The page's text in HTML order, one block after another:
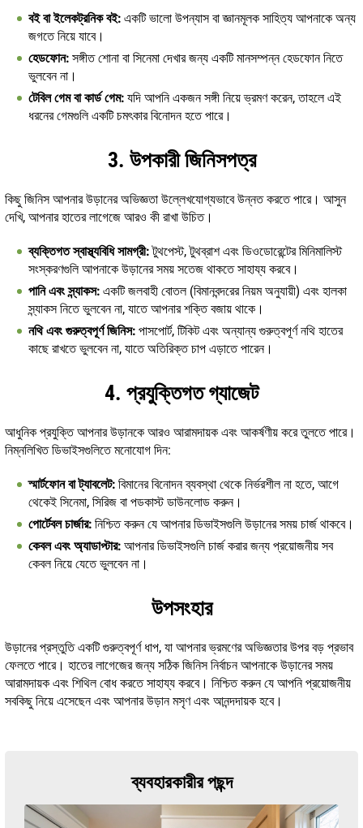
বই বা ইলেকট্রনিক বই: একটি ভালো উপন্যাস বা জ্ঞানমূলক সাহিত্য আপনাকে অন্য
জগতে নিয়ে যাবে।
হেডফোন: সঙ্গীত শোনা বা সিনেমা দেখার জন্য একটি মানসম্পন্ন হেডফোন নিতে
ভুলবেন না।
টেবিল গেম বা কার্ড গেম: যদি আপনি একজন সঙ্গী নিয়ে ভ্রমণ করেন, তাহলে এই
ধরনের গেমগুলি একটি চমৎকার বিনোদন হতে পারে।
3. উপকারী জিনিসপত্র
কিছু জিনিস আপনার উড়ানের অভিজ্ঞতা উল্লেখযোগ্যভাবে উন্নত করতে পারে। আসুন
দেখি, আপনার হাতের লাগেজে আরও কী রাখা উচিত।
ব্যক্তিগত স্বাস্থ্যবিধি সামগ্রী:টুথপেস্ট, টুথব্রাশ এবং ডিওডোরেন্টের মিনিমালিস্ট
সংস্করণগুলি আপনাকে উড়ানের সময় সতেজ থাকতে সাহায্য করবে।
পানি এবং স্ন্যাকস: একটি জলবাহী বোতল (বিমানবন্দরের নিয়ম অনুযায়ী) এবং হালকা
স্ন্যাকস নিতে ভুলবেন না, যাতে আপনার শক্তি বজায় থাকে।
নথি এবং গুরুত্বপূর্ণ জিনিস: পাসপোর্ট, টিকিট এবং অন্যান্য গুরুত্বপূর্ণ নথি হাতের
কাছে রাখতে ভুলবেন না, যাতে অতিরিক্ত চাপ এড়াতে পারেন।
4. প্রযুক্তিগত গ্যাজেট
আধুনিক প্রযুক্তি আপনার উড়ানকে আরও আরামদায়ক এবং আকর্ষণীয় করে তুলতে পারে।
নিম্নলিখিত ডিভাইসগুলিতে মনোযোগ দিন:
স্মার্টফোন বা ট্যাবলেট: বিমানের বিনোদন ব্যবস্থা থেকে নির্ভরশীল না হতে, আগে
থেকেই সিনেমা, সিরিজ বা পডকাস্ট ডাউনলোড করুন।
পোর্টেবল চার্জার: নিশ্চিত করুন যে আপনার ডিভাইসগুলি উড়ানের সময় চার্জ থাকবে।
কেবল এবং অ্যাডাপ্টার: আপনার ডিভাইসগুলি চার্জ করার জন্য প্রয়োজনীয় সব
কেবল নিয়ে যেতে ভুলবেন না।
উপসংহার
উড়ানের প্রস্তুতি একটি গুরুত্বপূর্ণ ধাপ, যা আপনার ভ্রমণের অভিজ্ঞতার উপর বড় প্রভাব
ফেলতে পারে। হাতের লাগেজের জন্য সঠিক জিনিস নির্বাচন আপনাকে উড়ানের সময়
আরামদায়ক এবং শিথিল বোধ করতে সাহায্য করবে। নিশ্চিত করুন যে আপনি প্রয়োজনীয়
সবকিছু নিয়ে এসেছেন এবং আপনার উড়ান মসৃণ এবং আনন্দদায়ক হবে।
ব্যবহারকারীর পছন্দ